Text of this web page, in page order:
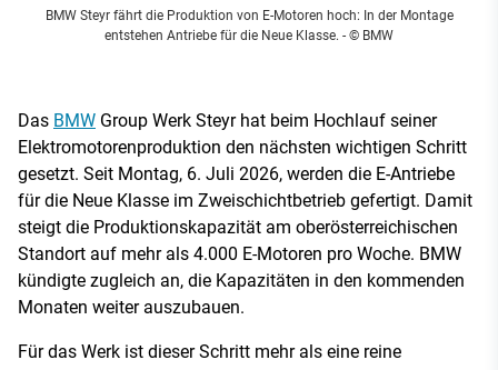
BMW Steyr fährt die Produktion von E-Motoren hoch: In der Montage
entstehen Antriebe für die Neue Klasse. - © BMW
Das BMW Group Werk Steyr hat beim Hochlauf seiner
Elektromotorenproduktion den nächsten wichtigen Schritt
gesetzt. Seit Montag, 6. Juli 2026, werden die E-Antriebe
für die Neue Klasse im Zweischichtbetrieb gefertigt. Damit
steigt die Produktionskapazität am oberösterreichischen
Standort auf mehr als 4.000 E-Motoren pro Woche. BMW
kündigte zugleich an, die Kapazitäten in den kommenden
Monaten weiter auszubauen.
Für das Werk ist dieser Schritt mehr als eine reine